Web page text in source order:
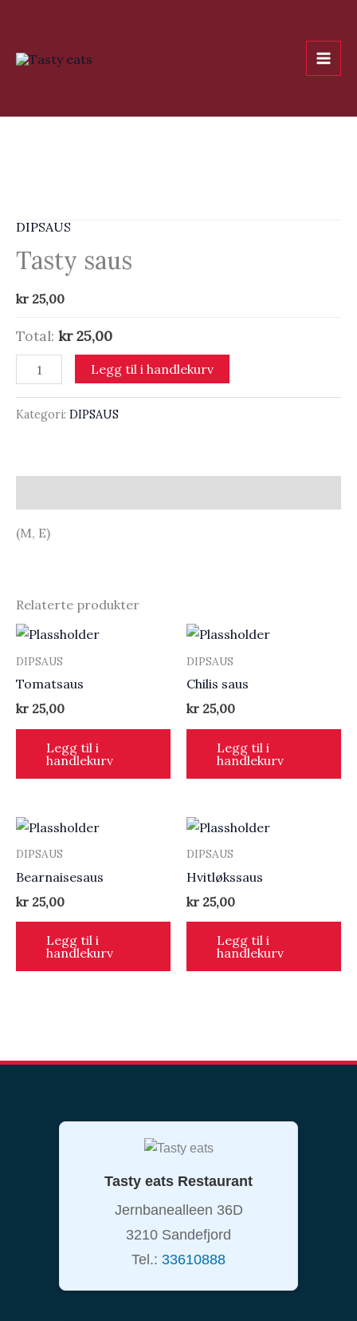
DIPSAUS
Tasty saus
kr 25,00
Total: kr 25,00
Tasty
saus
Legg til i handlekurv
Kategori: DIPSAUS
(M, E)
Relaterte produkter
DIPSAUS
Tomatsaus
kr 25,00
Legg til i
handlekurv
DIPSAUS
Chilis saus
kr 25,00
Legg til i
handlekurv
DIPSAUS
Bearnaisesaus
kr 25,00
Legg til i
handlekurv
DIPSAUS
Hvitløkssaus
kr 25,00
Legg til i
handlekurv
Tasty eats Restaurant
Jernbanealleen 36D
3210 Sandefjord
Tel.: 33610888